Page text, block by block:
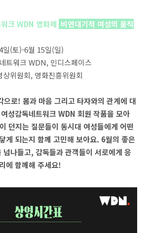
크 WDN 영화제 비연대기적 여성의 움직
일(토)-6월 15일(일)
트워크 WDN, 인디스페이스
위원회, 영화진흥위원회
으로! 몸과 마음 그리고 타자와의 관계에 대
성감독네트워크 WDN 회원 작품을 모아
던지는 질문들이 동시대 여성들에게 어떤
게 되는지 함께 고민해 보아요. 6월의 좋은
나들고, 감독들과 관객들이 서로에게 응
에 함께해 주세요!